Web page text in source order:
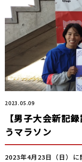
2023.05.09
【男子大会新記
うマラソン
2023年4月23日（日）